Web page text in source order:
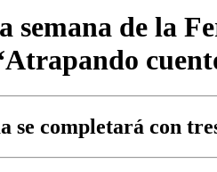
semana de la
se completará con